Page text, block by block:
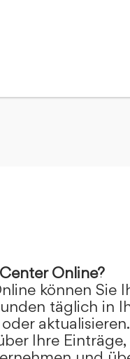
Online?
können Sie
täglich in
Ihre